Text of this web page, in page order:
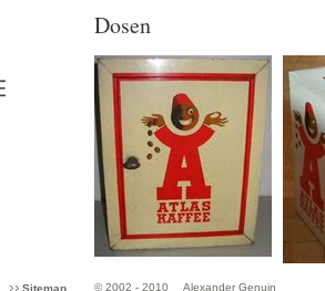
Dosen
Sitemap © 2002 - 2010 Alexander Genuin